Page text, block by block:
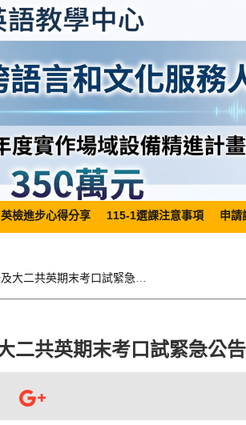
英檢進步心得分享 115-1選課注意事項 申請
二共英期末考口試緊急公